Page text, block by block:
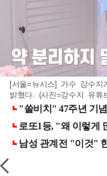
[서울=뉴시스] 가수 강수
밝혔다. (사진=강수지 유